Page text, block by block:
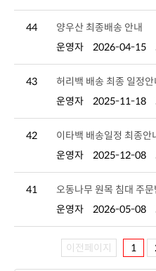
44
양우산 최종배송 안내
운영자
2026-04-15
43
허리백 배송 최종 일정안
운영자
2025-11-18
42
이타백 배송일정 최종안
운영자
2025-12-08
41
오동나무 원목 침대 주
운영자
2026-05-08
이전페이지 1